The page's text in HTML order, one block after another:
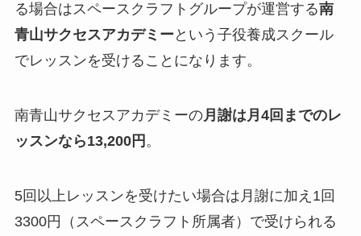
る場合はスペースクラフトグループが運営する南
青山サクセスアカデミー という子役養成スクール
でレッスンを受けることになります。
南青山サクセスアカデミーの月謝は月4回までのレ
ッスンなら13,200円 。
5回以上レッスンを受けたい場合は月謝に加え1回
3300円（スペースクラフト所属者）で受けられる